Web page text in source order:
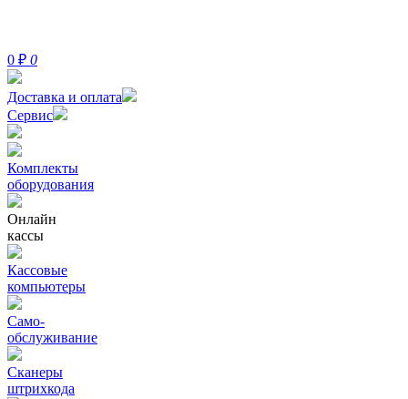
0 ₽ 0
Доставка и оплата
Сервис
Комплекты
оборудования
Онлайн
кассы
Кассовые
компьютеры
Само-
обслуживание
Сканеры
штрихкода